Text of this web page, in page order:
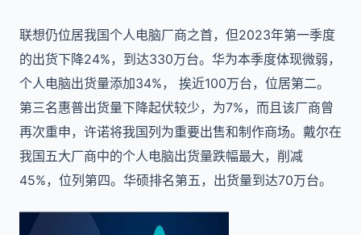
联想仍位居我国个人电脑厂商之首，但2023年第一季度
的出货下降24%，到达330万台。华为本季度体现微弱，
个人电脑出货量添加34%， 挨近100万台，位居第二。
第三名惠普出货量下降起伏较少，为7%，而且该厂商曾
再次重申，许诺将我国列为重要出售和制作商场。戴尔在
我国五大厂商中的个人电脑出货量跌幅最大，削减
45%，位列第四。华硕排名第五，出货量到达70万台。